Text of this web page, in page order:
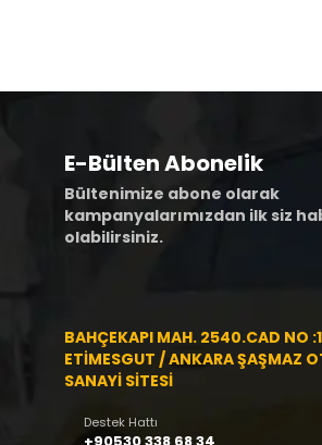
E-Bülten Abonelik
Bültenimize abone olarak
kampanyalarımızdan ilk siz
olabilirsiniz.
BAHÇEKAPI MAH. 2540.CAD NO
ETİMESGUT / ANKARA ŞAŞMAZ
SANAYİ SİTESİ
Destek Hattı